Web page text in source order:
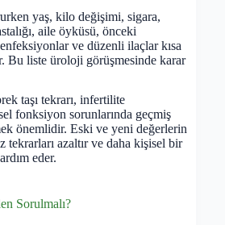
yaş, kilo değişimi, sigara,
aile öyküsü, önceki
ve düzenli ilaçlar kısa
Bu liste üroloji görüşmesinde karar
taşı tekrarı, infertilite
fonksiyon sorunlarında geçmiş
önemlidir. Eski ve yeni değerlerin
azaltır ve daha kişisel bir
eder.
Sorulmalı?